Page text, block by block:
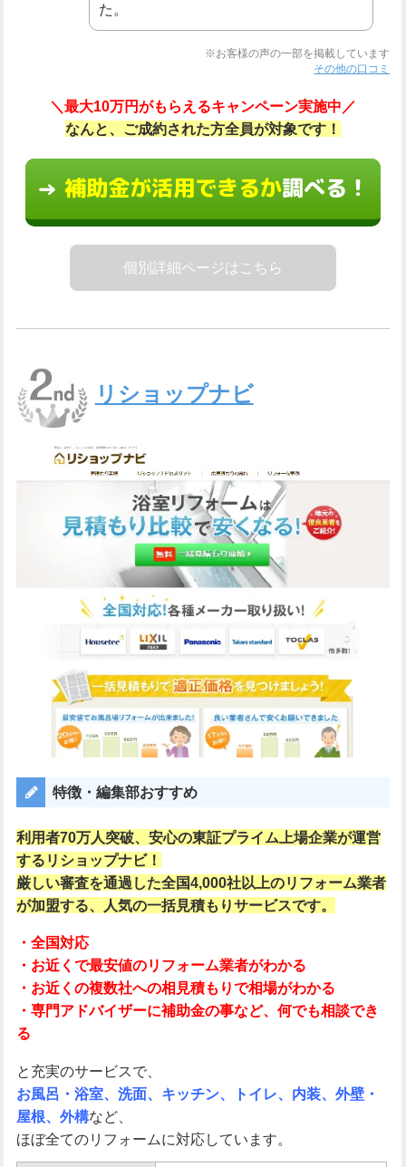
た。
※お客様の声の一部を掲載しています
その他の口コミ
＼最大10万円がもらえるキャンペーン実施中／
なんと、ご成約された方全員が対象です！
→ 補助金が活用できるか調べる！
個別詳細ページはこちら
リショップナビ
特徴・編集部おすすめ
利用者70万人突破、安心の東証プライム上場企業が運営
するリショップナビ！
厳しい審査を通過した全国4,000社以上のリフォーム業者
が加盟する、人気の一括見積もりサービスです。
・全国対応
・お近くで最安値のリフォーム業者がわかる
・お近くの複数社への相見積もりで相場がわかる
・専門アドバイザーに補助金の事など、何でも相談でき
る
と充実のサービスで、
お風呂・浴室、洗面、キッチン、トイレ、内装、外壁・
屋根、外構など、
ほぼ全てのリフォームに対応しています。